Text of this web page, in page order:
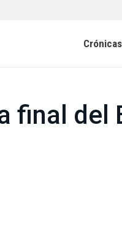
Crónicas
final del